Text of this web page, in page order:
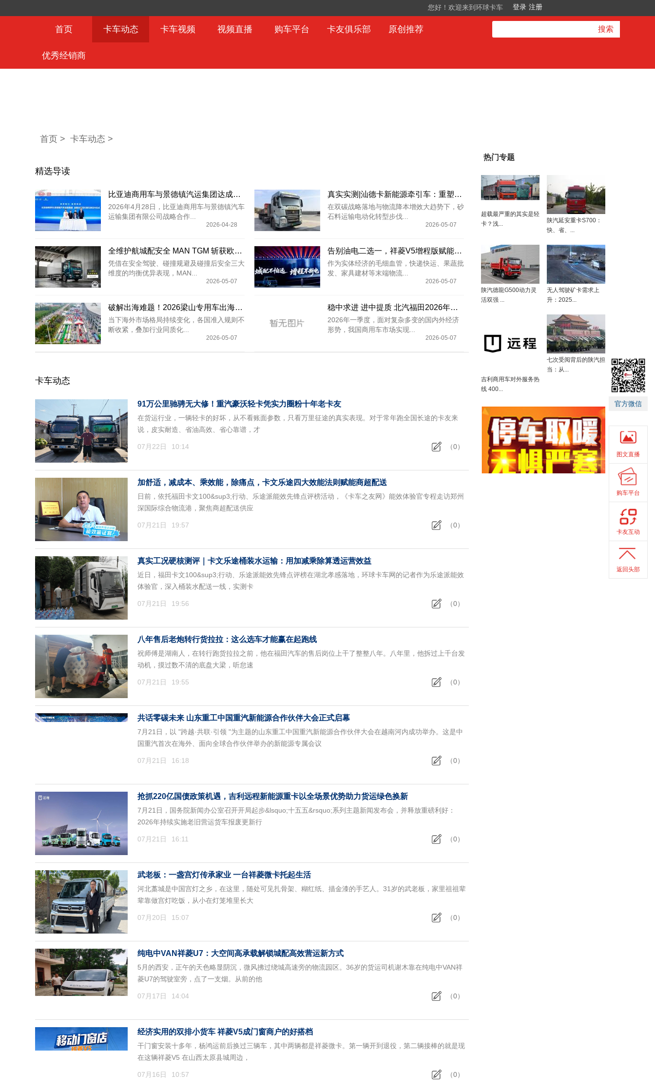
您好！欢迎来到环球卡车
首页 卡车动态 卡车视频 视频直播 购车平台 卡友俱乐部 原创推荐
优秀经销商
搜索
首页 > 卡车动态 >
精选导读
比亚迪商用车与景德镇汽运集团达成战略合作
2026年4月28日，比亚迪商用车与景德镇汽车
运输集团有限公司战略合作...
2026-04-28
真实实测|汕德卡新能源牵引车：重塑砂石料运输价值新标杆
在双碳战略落地与物流降本增效大趋势下，砂
石料运输电动化转型步伐...
2026-05-07
全维护航城配安全 MAN TGM 斩获欧洲 NCAP 五星认证
凭借在安全驾驶、碰撞规避及碰撞后安全三大
维度的均衡优异表现，MAN...
2026-05-07
告别油电二选一，祥菱V5增程版赋能微卡运营价值跃升
作为实体经济的毛细血管，快递快运、果蔬批
发、家具建材等末端物流...
2026-05-07
破解出海难题！2026梁山专用车出海论坛四大亮点
当下海外市场格局持续变化，各国准入规则不
断收紧，叠加行业同质化...
2026-05-07
稳中求进 进中提质 北汽福田2026年一季度跑出高质量发展“上扬线”
2026年一季度，面对复杂多变的国内外经济
形势，我国商用车市场实现...
2026-05-07
卡车动态
91万公里驰骋无大修！重汽豪沃轻卡凭实力圈粉十年老卡友
在货运行业，一辆轻卡的好坏，从不看账面参数，只看万里征途的真实表现。对于常年跑全国长途的卡友来
说，皮实耐造、省油高效、省心靠谱，才
07月22日 10:14 （0）
加舒适，减成本、乘效能，除痛点，卡文乐途四大效能法则赋能商超配送
日前，依托福田卡文100&sup3;行动、乐途派能效先锋点评榜活动，《卡车之友网》能效体验官专程走访郑州
深国际综合物流港，聚焦商超配送供应
07月21日 19:57 （0）
真实工况硬核测评｜卡文乐途桶装水运输：用加减乘除算透运营效益
近日，福田卡文100&sup3;行动、乐途派能效先锋点评榜在湖北孝感落地，环球卡车网的记者作为乐途派能效
体验官，深入桶装水配送一线，实测卡
07月21日 19:56 （0）
八年售后老炮转行货拉拉：这么选车才能赢在起跑线
祝师傅是湖南人，在转行跑货拉拉之前，他在福田汽车的售后岗位上干了整整八年。八年里，他拆过上千台发
动机，摸过数不清的底盘大梁，听怠速
07月21日 19:55 （0）
共话零碳未来 山东重工中国重汽新能源合作伙伴大会正式启幕
7月21日，以 "跨越·共联·引领 "为主题的山东重工中国重汽新能源合作伙伴大会在越南河内成功举办。这是中
国重汽首次在海外、面向全球合作伙伴举办的新能源专属会议
07月21日 16:18 （0）
抢抓220亿国债政策机遇，吉利远程新能源重卡以全场景优势助力货运绿色换新
7月21日，国务院新闻办公室召开开局起步&lsquo;十五五&rsquo;系列主题新闻发布会，并释放重磅利好：
2026年持续实施老旧营运货车报废更新行
07月21日 16:11 （0）
武老板：一盏宫灯传承家业 一台祥菱微卡托起生活
河北藁城是中国宫灯之乡，在这里，随处可见扎骨架、糊红纸、描金漆的手艺人。31岁的武老板，家里祖祖辈
辈靠做宫灯吃饭，从小在灯笼堆里长大
07月20日 15:07 （0）
纯电中VAN祥菱U7：大空间高承载解锁城配高效营运新方式
5月的西安，正午的天色略显阴沉，微风拂过绕城高速旁的物流园区。36岁的货运司机谢木靠在纯电中VAN祥
菱U7的驾驶室旁，点了一支烟。从前的他
07月17日 14:04 （0）
经济实用的双排小货车 祥菱V5成门窗商户的好搭档
干门窗安装十多年，杨鸿运前后换过三辆车，其中两辆都是祥菱微卡。第一辆开到退役，第二辆接棒的就是现
在这辆祥菱V5 在山西太原县城周边，
07月16日 10:57 （0）
热门专题
超载最严重的其实是轻
卡？浅...
陕汽延安重卡S700：
快、省、...
陕汽德龍G500动力灵
活双强 ...
无人驾驶矿卡需求上
升：2025...
吉利商用车对外服务热
线 400...
七次受阅背后的陕汽担
当：从...
官方微信
图文直播
购车平台
卡友互动
返回头部